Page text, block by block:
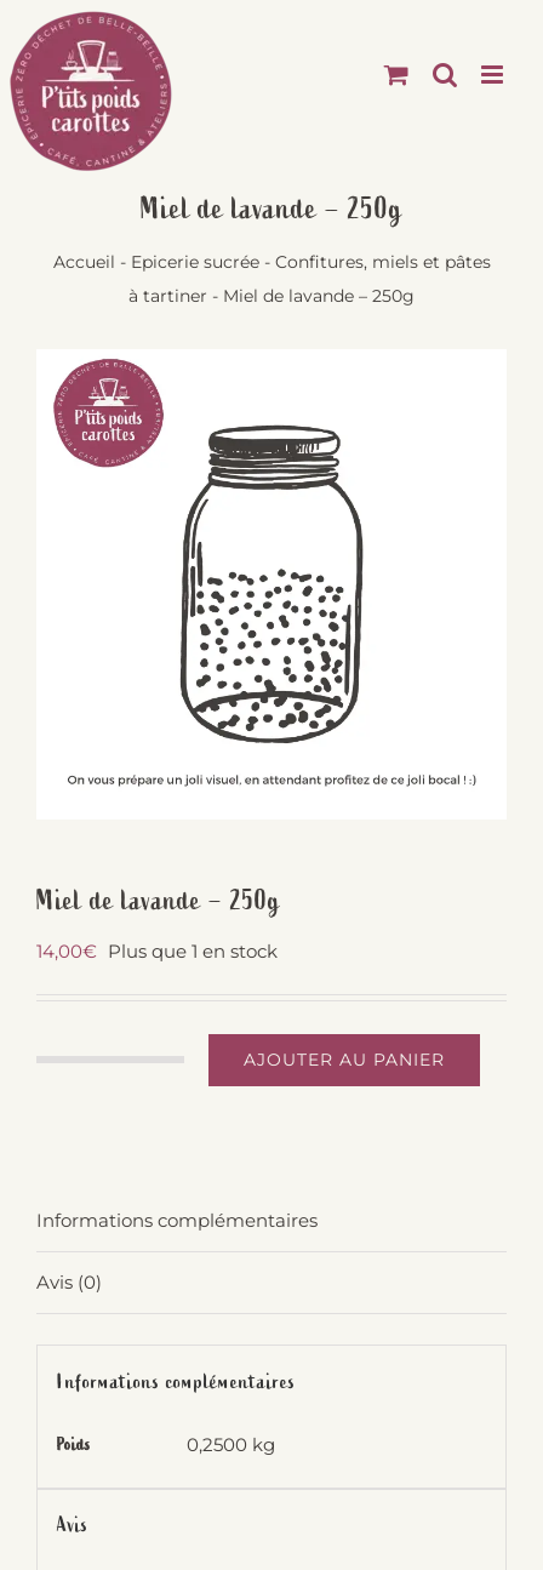
Passer
au
contenu
Miel de lavande – 250g
Accueil - Epicerie sucrée- Confitures, miels et pâtes
à tartiner - Miel de lavande – 250g
Miel de lavande – 250g
14,00€ Plus que 1 en stock
lavande
-
AJOUTER AU PANIER
Informations complémentaires
Avis (0)
Informations complémentaires
Poids 0,2500 kg
Avis